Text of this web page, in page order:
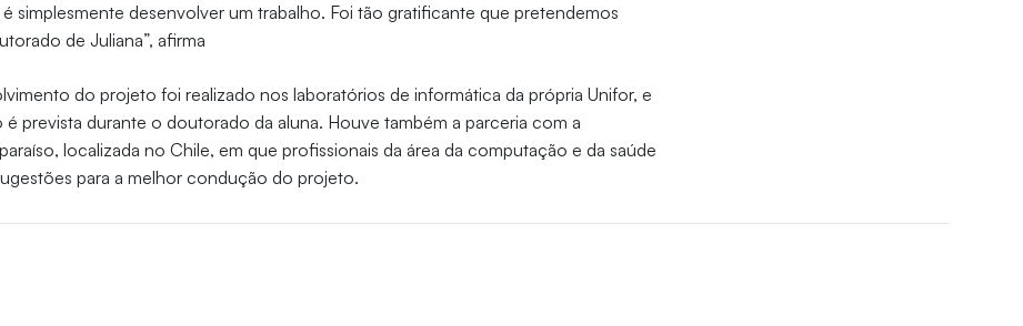
simplesmente desenvolver um trabalho. Foi tão gratificante que pretendemos
de Juliana”, afirma
do projeto foi realizado nos laboratórios de informática da própria Unifor, e
prevista durante o doutorado da aluna. Houve também a parceria com a
localizada no Chile, em que profissionais da área da computação e da saúde
para a melhor condução do projeto.